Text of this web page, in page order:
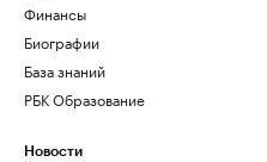
Финансы
Биографии
База знаний
РБК Образование
Новости